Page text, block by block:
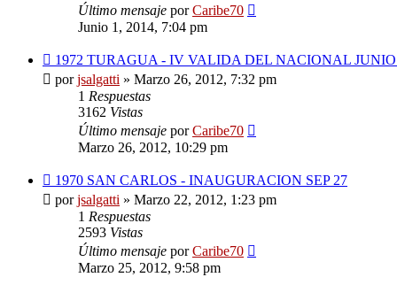
Último mensaje porCaribe70
Junio 1, 2014, 7:04 pm
1972 TURAGUA - IV VALIDA DEL NACIONAL
porjsalgatti » Marzo 26, 2012, 7:32 pm
1 Respuestas
3162 Vistas
Último mensaje porCaribe70
Marzo 26, 2012, 10:29 pm
1970 SAN CARLOS - INAUGURACION SEP 27
porjsalgatti » Marzo 22, 2012, 1:23 pm
1 Respuestas
2593 Vistas
Último mensaje porCaribe70
Marzo 25, 2012, 9:58 pm